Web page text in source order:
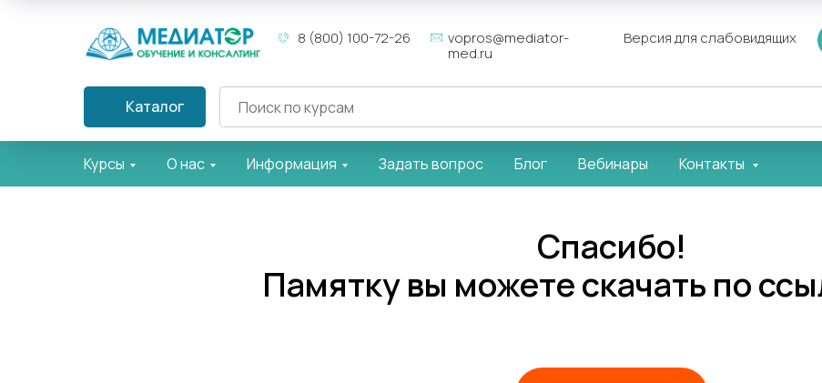
Версия для слабовидящих
8 (800) 100-72-26
vopros@mediator-
med.ru
Каталог
Курсы О нас Информация Задать вопрос Блог Вебинары Контакты
Спасибо!
Памятку вы можете скачать по